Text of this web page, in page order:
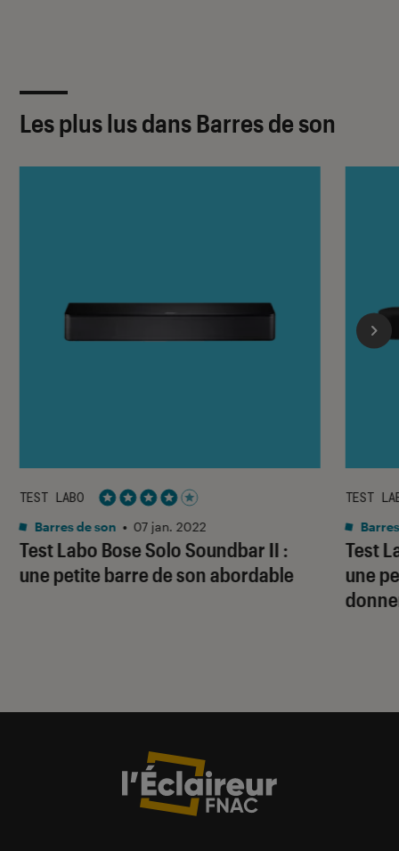
Les plus lus dans Barres de son
Test Labo Bose Solo Soundbar II :
une petite barre de son abordable
TEST LABO
Noté 4 étoiles sur 5
Barres de son • 07 jan. 2022
Test
une
TEST